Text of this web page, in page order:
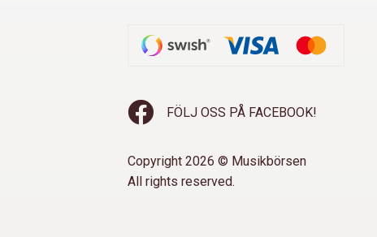
FÖLJ OSS PÅ FACEBOOK!
Copyright 2026 © Musikbörsen
All rights reserved.